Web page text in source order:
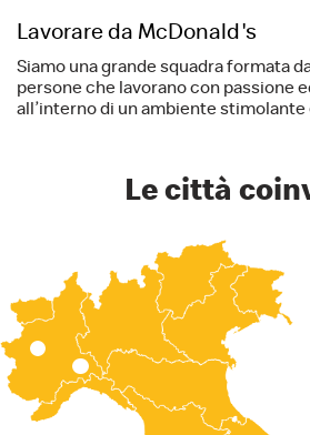
Lavorare da McDonald's
Siamo una grande squadra formata
persone che lavorano con passione
all’interno di un ambiente stimolante
Le città